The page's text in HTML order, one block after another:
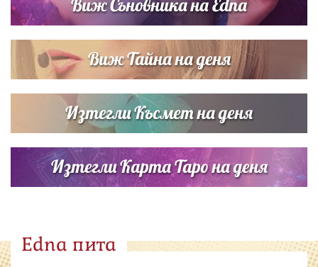
Виж Съновника на Edna
Виж Тайна на деня
Изтегли Късмет на деня
Изтегли Карта Таро на деня
Edna пита